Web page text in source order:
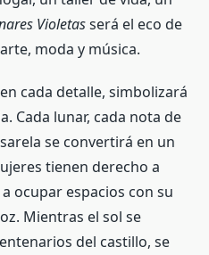
Violetasserá el eco de
moda y música.
cada detalle, simbolizará
Cada lunar, cada nota de
se convertirá en un
tienen derecho a
ocupar espacios con su
Mientras el sol se
del castillo, se